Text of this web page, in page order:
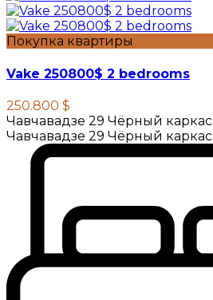
Покупка квартиры
Vake 250800$ 2 bedrooms
250.800 $
Чавчавадзе 29 Чёрный каркас
Чавчавадзе 29 Чёрный каркас